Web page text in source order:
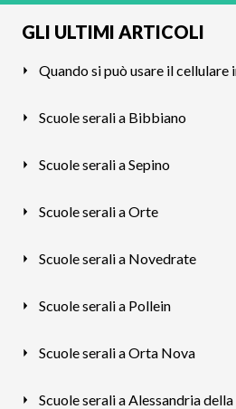
GLI ULTIMI ARTICOLI
Quando si può usare il cellulare
Scuole serali a Bibbiano
Scuole serali a Sepino
Scuole serali a Orte
Scuole serali a Novedrate
Scuole serali a Pollein
Scuole serali a Orta Nova
Scuole serali a Alessandria